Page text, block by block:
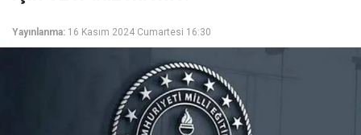
Yayınlanma: 16 Kasım 2024 Cumartesi 16:30